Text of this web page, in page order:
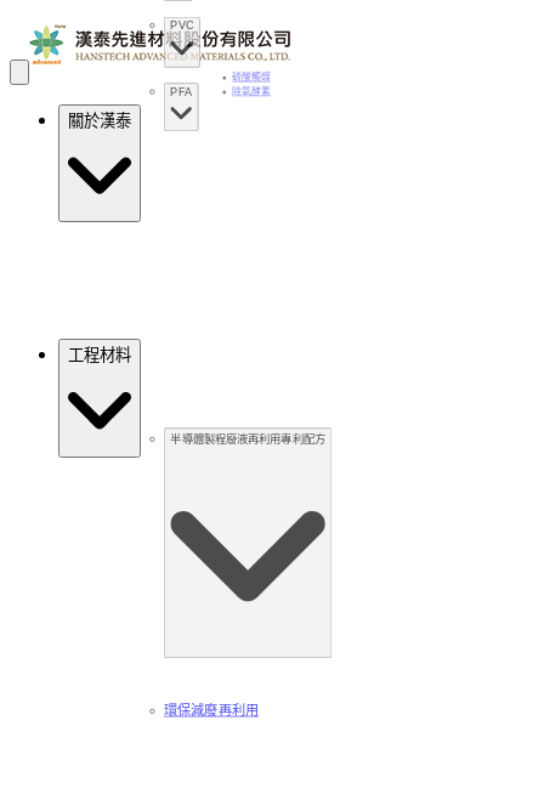
關於漢泰
工程材料
PVC
PFA
半導體製程廢液再利用專利配方
硫酸觸媒
除氧酵素
環保減廢再利用